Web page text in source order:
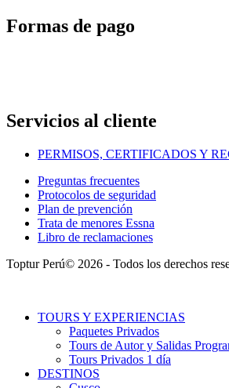
Formas de pago
Servicios al cliente
PERMISOS, CERTIFICADOS Y
Preguntas frecuentes
Protocolos de seguridad
Plan de prevención
Trata de menores Essna
Libro de reclamaciones
Toptur Perú© 2026 - Todos los derechos
TOURS Y EXPERIENCIAS
Paquetes Privados
Tours de Autor y Salidas
Tours Privados 1 día
DESTINOS